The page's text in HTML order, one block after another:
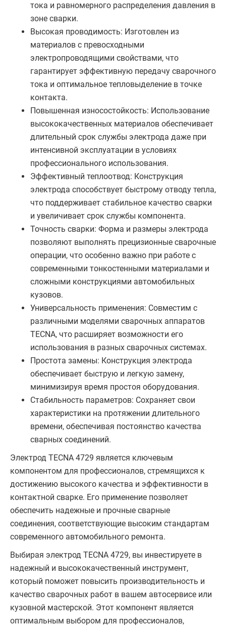
тока и равномерного распределения давления в
зоне сварки.
Высокая проводимость: Изготовлен из
материалов с превосходными
электропроводящими свойствами, что
гарантирует эффективную передачу сварочного
тока и оптимальное тепловыделение в точке
контакта.
Повышенная износостойкость: Использование
высококачественных материалов обеспечивает
длительный срок службы электрода даже при
интенсивной эксплуатации в условиях
профессионального использования.
Эффективный теплоотвод: Конструкция
электрода способствует быстрому отводу тепла,
что поддерживает стабильное качество сварки
и увеличивает срок службы компонента.
Точность сварки: Форма и размеры электрода
позволяют выполнять прецизионные сварочные
операции, что особенно важно при работе с
современными тонкостенными материалами и
сложными конструкциями автомобильных
кузовов.
Универсальность применения: Совместим с
различными моделями сварочных аппаратов
TECNA, что расширяет возможности его
использования в разных сварочных системах.
Простота замены: Конструкция электрода
обеспечивает быструю и легкую замену,
минимизируя время простоя оборудования.
Стабильность параметров: Сохраняет свои
характеристики на протяжении длительного
времени, обеспечивая постоянство качества
сварных соединений.
Электрод TECNA 4729 является ключевым
компонентом для профессионалов, стремящихся к
достижению высокого качества и эффективности в
контактной сварке. Его применение позволяет
обеспечить надежные и прочные сварные
соединения, соответствующие высоким стандартам
современного автомобильного ремонта.
Выбирая электрод TECNA 4729, вы инвестируете в
надежный и высококачественный инструмент,
который поможет повысить производительность и
качество сварочных работ в вашем автосервисе или
кузовной мастерской. Этот компонент является
оптимальным выбором для профессионалов,